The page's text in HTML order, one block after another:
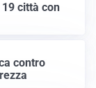
città con
contro